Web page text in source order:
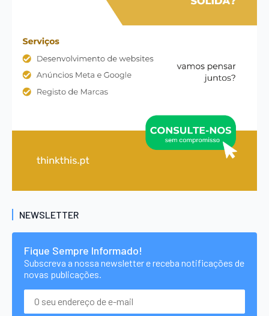
NEWSLETTER
Fique Sempre Informado!
Subscreva a nossa newsletter e receba notificações de
novas publicações.